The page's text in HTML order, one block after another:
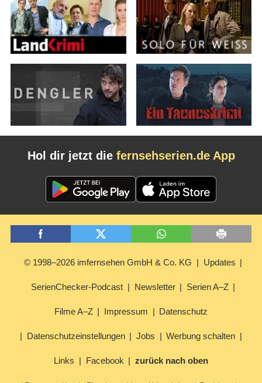
Hol dir jetzt die fernsehserien.de App
© 1998–2026 imfernsehen GmbH & Co. KG Updates
SerienChecker-Podcast Newsletter Serien A–Z
Filme A–Z Impressum Datenschutz
Datenschutzeinstellungen Jobs Werbung schalten
Links Facebook zurück nach oben